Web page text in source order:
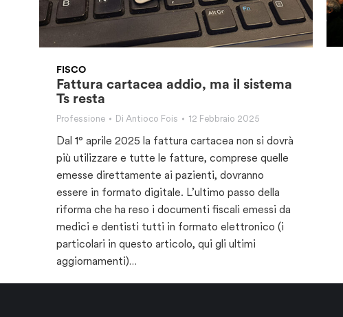
FISCO
Fattura cartacea addio, ma il sistema
Ts resta
Professione Di Antioco Fois 12 Febbraio 2025
Dal 1° aprile 2025 la fattura cartacea non si dovrà
più utilizzare e tutte le fatture, comprese quelle
emesse direttamente ai pazienti, dovranno
essere in formato digitale. L’ultimo passo della
riforma che ha reso i documenti fiscali emessi da
medici e dentisti tutti in formato elettronico (i
particolari in questo articolo, qui gli ultimi
aggiornamenti)…